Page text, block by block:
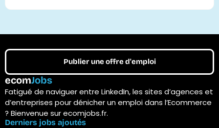
ecomJobs
Fatigué de naviguer entre LinkedIn, les sites d’agences et
d’entreprises pour dénicher un emploi dans l’Ecommerce
? Bienvenue sur ecomjobs.fr.
Publier une offre d'emploi
Derniers jobs ajoutés